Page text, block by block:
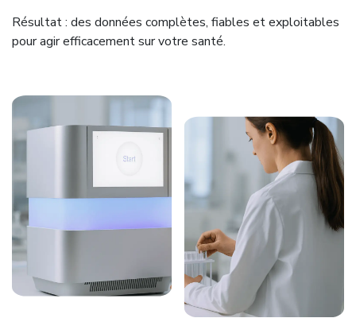
Résultat : des données complètes, fiables et exploitables
pour agir efficacement sur votre santé.